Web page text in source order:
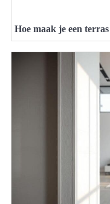
Hoe maak je een